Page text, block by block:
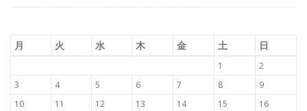
月 火 水 木 金 土 日
1
2
3
4 5 6 7 8
9
10
11 12 13 14 15
16